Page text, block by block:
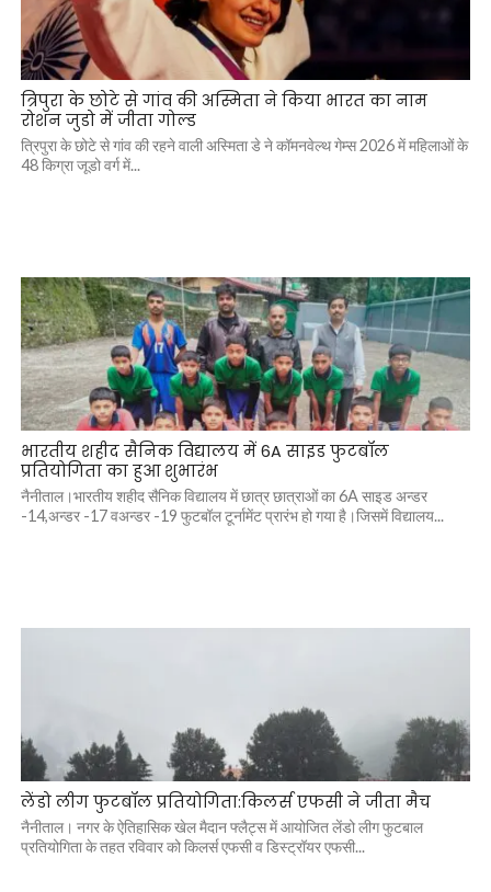
त्रिपुरा के छोटे से गांव की अस्मिता ने किया भारत का नाम
रोशन जुडो में जीता गोल्ड
त्रिपुरा के छोटे से गांव की रहने वाली अस्मिता डे ने कॉमनवेल्थ गेम्स 2026 में महिलाओं के
48 किग्रा जूडो वर्ग में...
भारतीय शहीद सैनिक विद्यालय में 6A साइड फुटबॉल
प्रतियोगिता का हुआ शुभारंभ
नैनीताल।भारतीय शहीद सैनिक विद्यालय में छात्र छात्राओं का 6A साइड अन्डर
-14,अन्डर -17 वअन्डर -19 फुटबॉल टूर्नामेंट प्रारंभ हो गया है।जिसमें विद्यालय...
लेंडो लीग फुटबॉल प्रतियोगिता:किलर्स एफसी ने जीता मैच
नैनीताल। नगर के ऐतिहासिक खेल मैदान फ्लैट्स में आयोजित लेंडो लीग फुटबाल
प्रतियोगिता के तहत रविवार को किलर्स एफसी व डिस्ट्रॉयर एफसी...